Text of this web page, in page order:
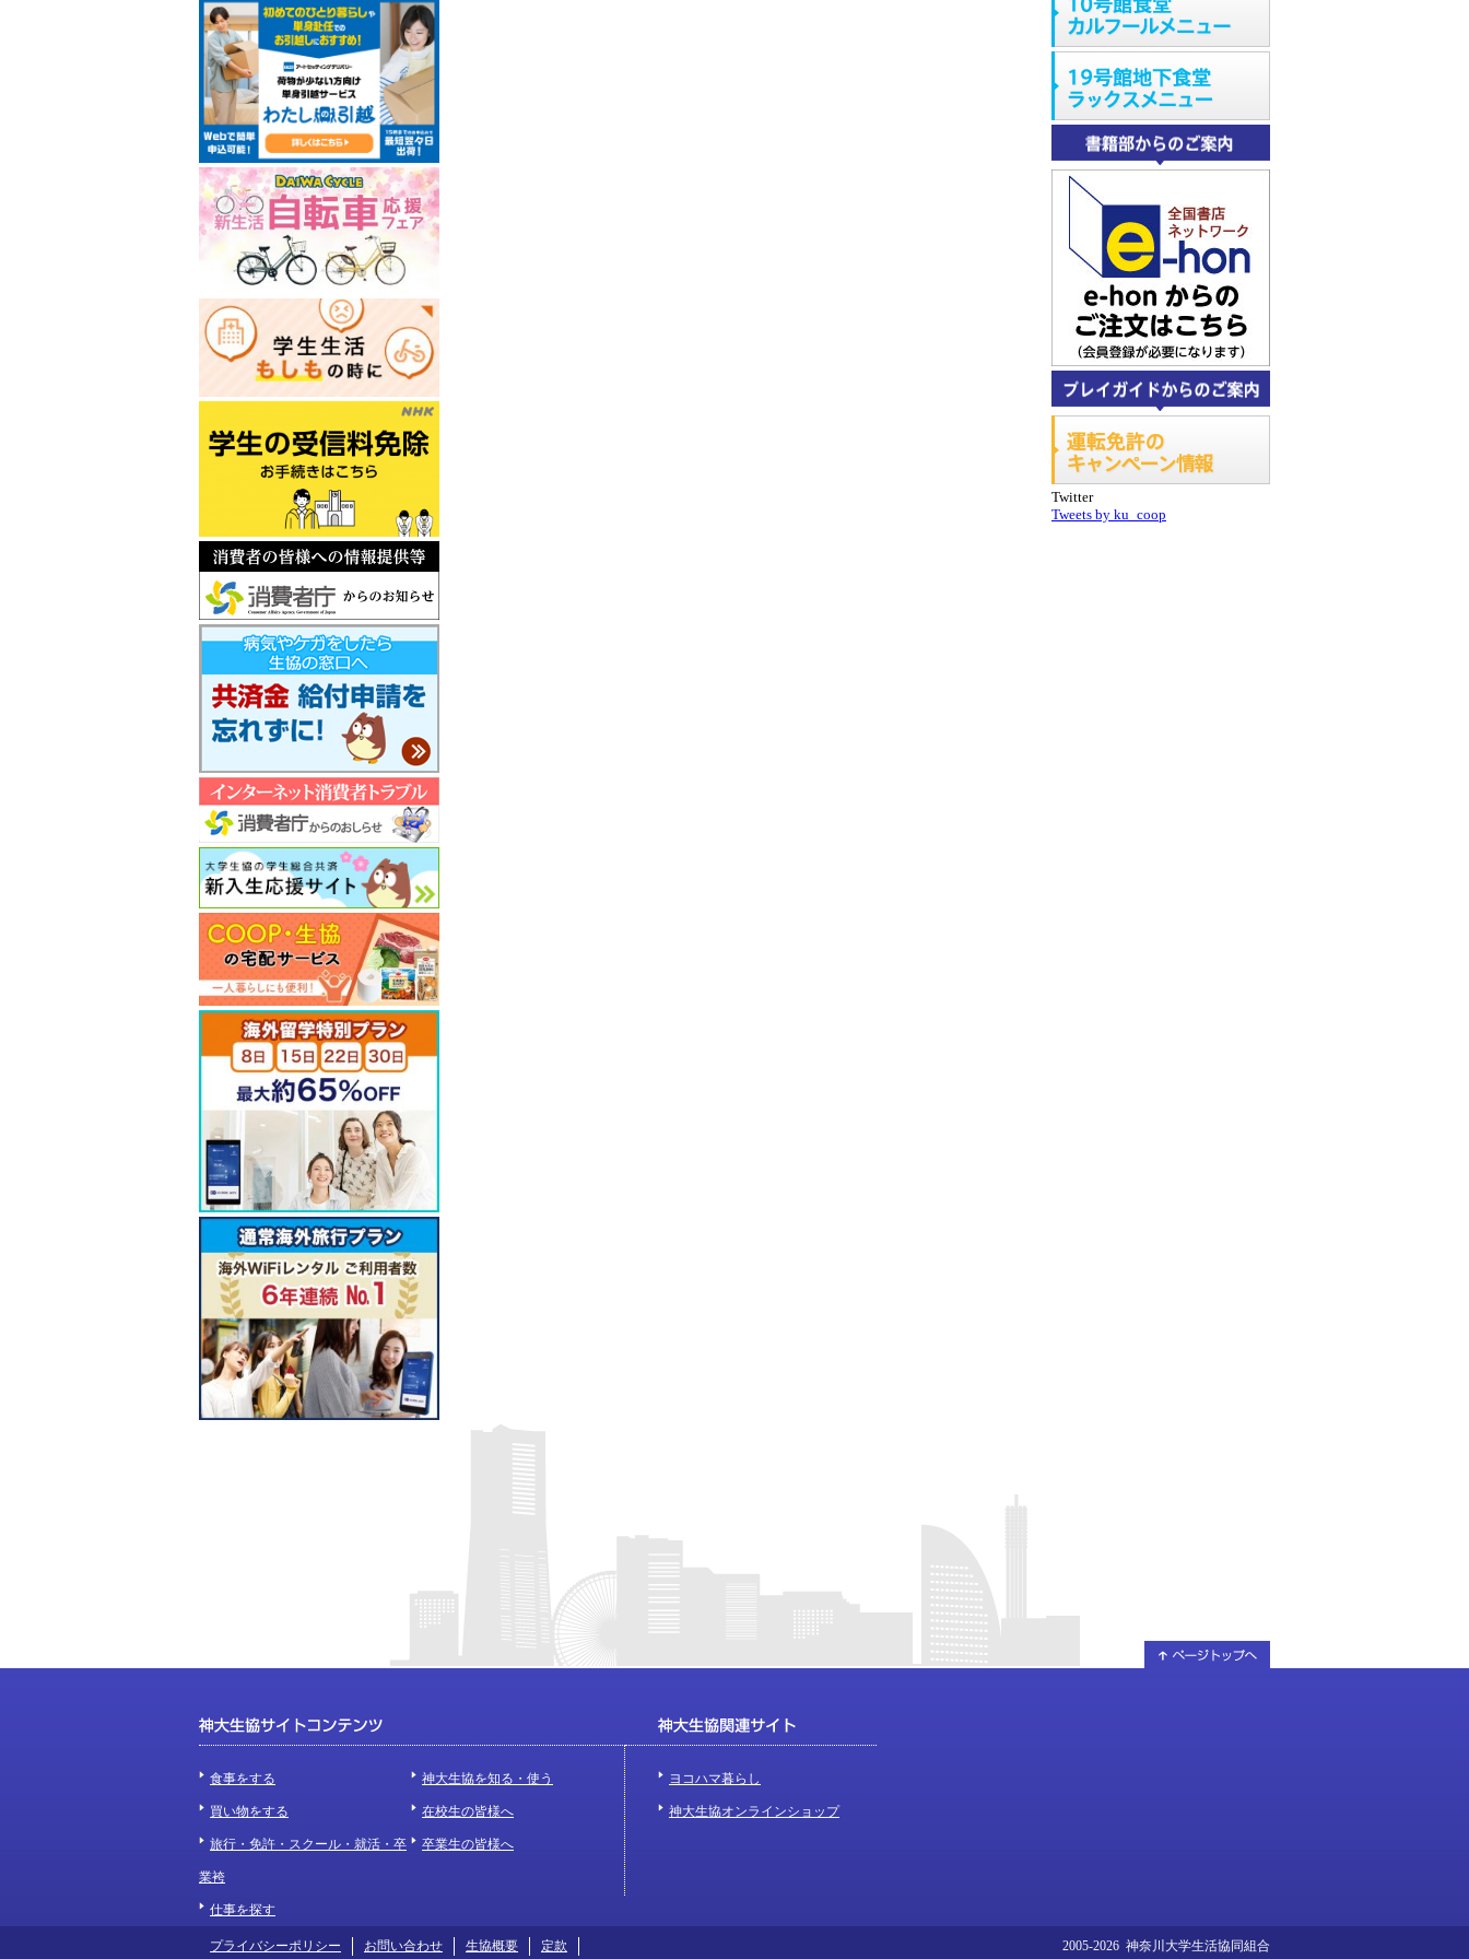
Twitter
Tweets by ku_coop
食事をする
買い物をする
旅行・免許・スクール・就活・卒
業袴
仕事を探す
神大生協を知る・使う
在校生の皆様へ
卒業生の皆様へ
ヨコハマ暮らし
神大生協オンラインショップ
プライバシーポリシー お問い合わせ 生協概要 定款 2005-2026 神奈川大学生活協同組合